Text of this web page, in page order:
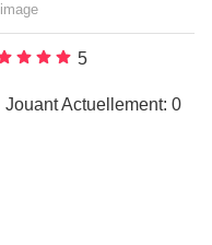
image
5
Jouant Actuellement: 0